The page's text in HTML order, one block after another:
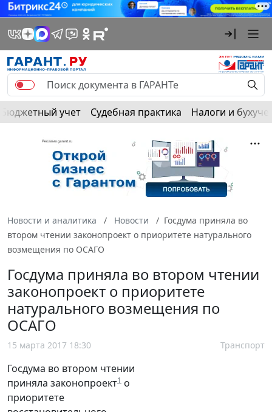
Бюджетный учет Судебная практика Налоги и
Новости и аналитика Новости
Госдума приняла во
втором чтении законопроект о приоритете натурального
возмещения по ОСАГО
Госдума приняла во втором чтении
законопроект о приоритете
натурального возмещения по
ОСАГО
15 марта 2017 18:30 Транспорт
Госдума во втором чтении
приняла законопроект1 о
приоритете